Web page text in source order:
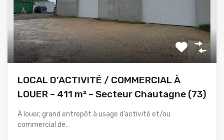
LOCAL D’ACTIVITÉ / COMMERCIAL À
LOUER – 411 m² – Secteur Chautagne (73)
À louer, grand entrepôt à usage d’activité et/ou
commercial de…